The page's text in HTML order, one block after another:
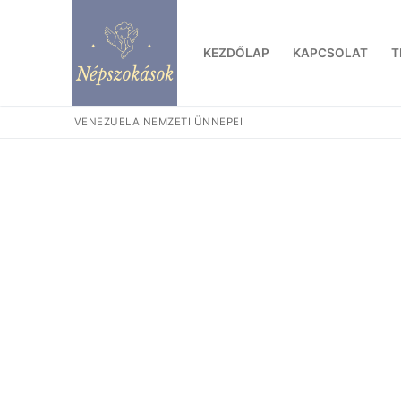
KEZDŐLAP KAPCSOLAT
VENEZUELA NEMZETI ÜNNEPEI